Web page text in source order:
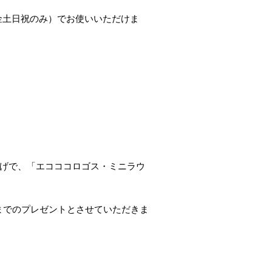
日祝のみ）でお使いいただけま
で、「エコココロゴス・ミニラウ
のプレゼントとさせていただきま